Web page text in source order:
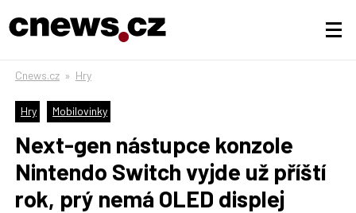
Cnews.cz » Hry
Hry Mobilovinky
Next-gen nástupce konzole
Nintendo Switch vyjde už příští
rok, prý nemá OLED displej